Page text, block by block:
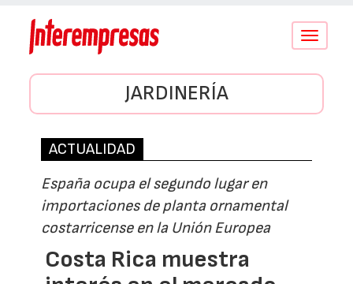
Conmutar
JARDINERÍA
ACTUALIDAD
España ocupa el segundo lugar en
importaciones de planta ornamental
costarricense en la Unión Europea
Costa Rica muestra